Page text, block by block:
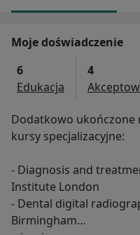
Moje doświadczenie
6
Edukacja
4
Dodatkowo ukończone
kursy specjalizacyjne:
- Diagnosis and
Institute London
- Dental digital
Birmingham